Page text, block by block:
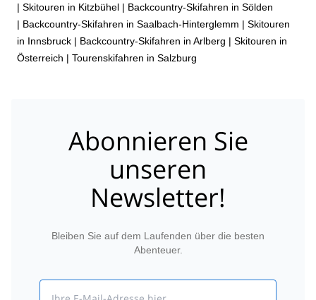
| Skitouren in Kitzbühel | Backcountry-Skifahren in Sölden
| Backcountry-Skifahren in Saalbach-Hinterglemm | Skitouren
in Innsbruck | Backcountry-Skifahren in Arlberg | Skitouren in
Österreich | Tourenskifahren in Salzburg
Abonnieren Sie
unseren
Newsletter!
Bleiben Sie auf dem Laufenden über die besten
Abenteuer.